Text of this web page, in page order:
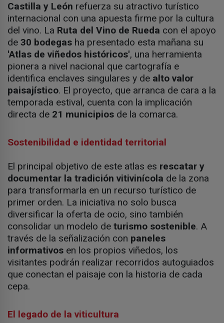
Castilla y León refuerza su atractivo turístico
internacional con una apuesta firme por la cultura
del vino. La Ruta del Vino de Rueda con el apoyo
de 30 bodegas ha presentado esta mañana su
'Atlas de viñedos históricos', una herramienta
pionera a nivel nacional que cartografía e
identifica enclaves singulares y de alto valor
paisajístico. El proyecto, que arranca de cara a la
temporada estival, cuenta con la implicación
directa de 21 municipios de la comarca.
Sostenibilidad e identidad territorial
El principal objetivo de este atlas es rescatar y
documentar la tradición vitivinícola de la zona
para transformarla en un recurso turístico de
primer orden. La iniciativa no solo busca
diversificar la oferta de ocio, sino también
consolidar un modelo de turismo sostenible. A
través de la señalización con paneles
informativos en los propios viñedos, los
visitantes podrán realizar recorridos autoguiados
que conectan el paisaje con la historia de cada
cepa.
El legado de la viticultura